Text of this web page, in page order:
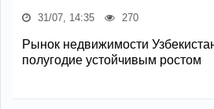
31/07, 14:35 270
Рынок недвижимости
полугодие устойчивым ростом